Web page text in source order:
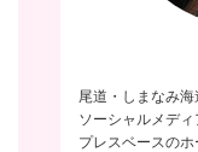
尾道・しまなみ海
ソーシャルメデ
プレスベースの